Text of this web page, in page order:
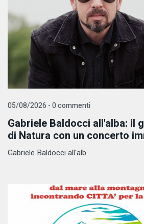
05/08/2026 - 0 commenti
Gabriele Baldocci all'alba: il
di Natura con un concerto
Gabriele Baldocci all'alb ...